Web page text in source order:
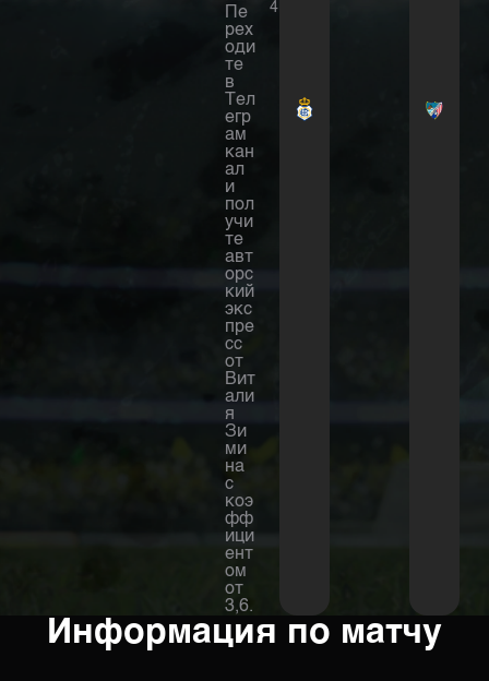
Пе
рех
оди
те
в
Тел
егр
ам
кан
ал
и
пол
учи
те
авт
орс
кий
экс
пре
сс
от
Вит
али
я
Зи
ми
на
с
коэ
фф
ици
ент
ом
от
3,6.
4
Информация по матчу